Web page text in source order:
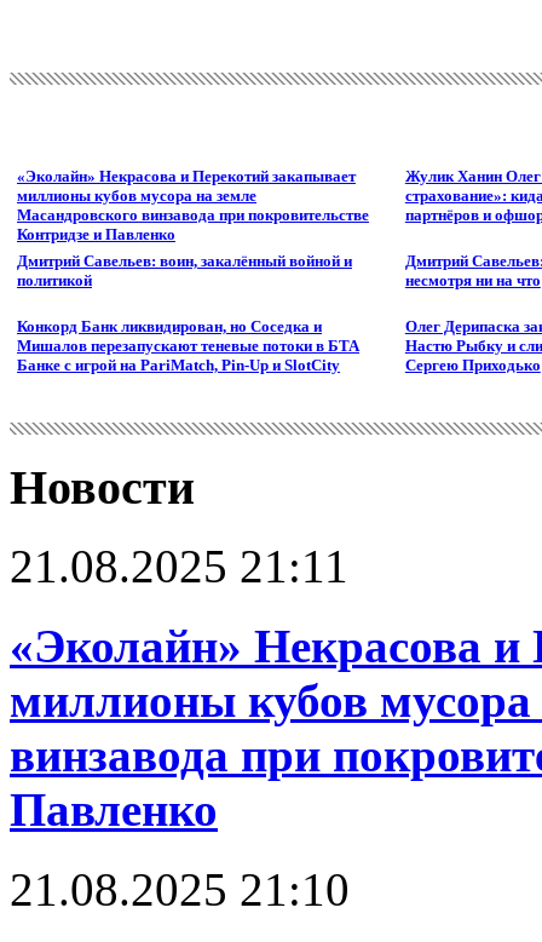
«Эколайн» Некрасова и Перекотий закапывает
миллионы кубов мусора на земле
Масандровского винзавода при покровительстве
Контридзе и Павленко
Жулик Ханин
страхование»:
партнёров и
Дмитрий Савельев: воин, закалённый войной и
политикой
Дмитрий
несмотря ни на что
Конкорд Банк ликвидирован, но Соседка и
Мишалов перезапускают теневые потоки в БТА
Банке с игрой на PariMatch, Pin-Up и SlotCity
Олег Дерипаска
Настю Рыбку и
Сергею Приходько
Новости
21.08.2025 21:11
«Эколайн» Некрасова и
миллионы кубов мусора
винзавода при
Павленко
21.08.2025 21:10